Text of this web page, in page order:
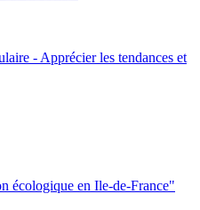
- Apprécier les tendances et
écologique en Ile-de-France"